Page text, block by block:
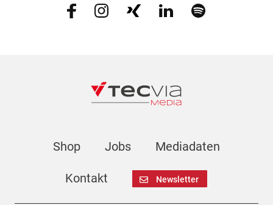
Shop Jobs Mediadaten
Kontakt Newsletter